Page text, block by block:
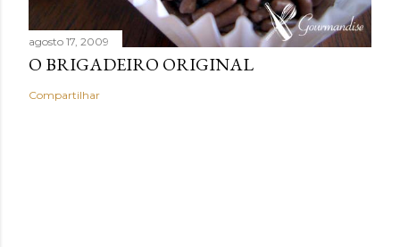
agosto 17, 2009
O BRIGADEIRO ORIGINAL
Compartilhar